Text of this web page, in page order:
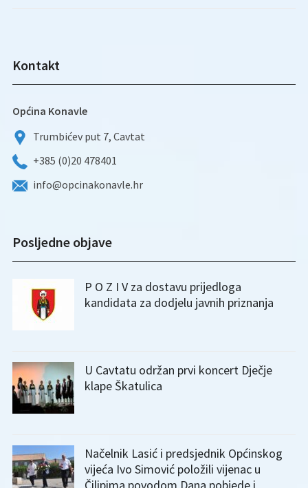
Kontakt
Općina Konavle
Trumbićev put 7, Cavtat
+385 (0)20 478401
info@opcinakonavle.hr
Posljedne objave
P O Z I V za dostavu prijedloga
kandidata za dodjelu javnih priznanja
U Cavtatu održan prvi koncert Dječje
klape Škatulica
Načelnik Lasić i predsjednik Općinskog
vijeća Ivo Simović položili vijenac u